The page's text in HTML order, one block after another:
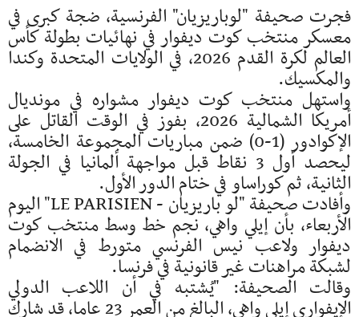
فجرت صحيفة "لوباريزيان" الفرنسية، ضجة كبرى في
معسكر منتخب كوت ديفوار في نهائيات بطولة كأس
العالم لكرة القدم 2026، في الولايات المتحدة وكندا
والمكسيك.
واستهل منتخب كوت ديفوار مشواره في مونديال
أمريكا الشمالية 2026، بفوز في الوقت القاتل على
الإكوادور (1-0) ضمن مباريات المجموعة الخامسة،
ليحصد أول 3 نقاط قبل مواجهة ألمانيا في الجولة
الثانية، ثم كوراساو في ختام الدور الأول.
وأفادت صحيفة "لو باريزيان - LE PARISIEN" اليوم
الأربعاء، بأن إيلي واهي، نجم خط وسط منتخب كوت
ديفوار ولاعب نيس الفرنسي متورط في الانضمام
لشبكة مراهنات غير قانونية في فرنسا.
وقالت الصحيفة: "يُشتبه في أن اللاعب الدولي
الإيفواري إيلي واهي، البالغ من العمر 23 عاما، قد شارك